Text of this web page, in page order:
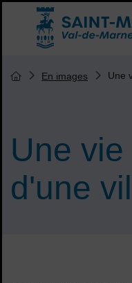
Menu de raccourcis
Accueil ville de Saint-
Une
d'une
Vous êtes ici :
Page d'accueil du site
En images Une